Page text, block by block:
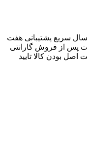
پشتیبانی هفت
پس از فروش گارانتی
اصل بودن کالا تایید